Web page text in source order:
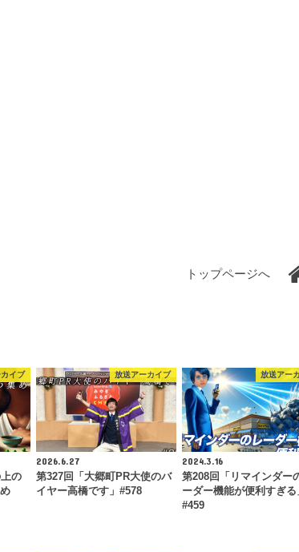
トップページへ
イブ
の
放送アーカイブ
2026.6.27
第327回「大郷町PR大使のバ
イヤー高橋です」#578
放送アー
2024.3.16
第208回「リマインダー
ーダー機能が便利すぎる
#459